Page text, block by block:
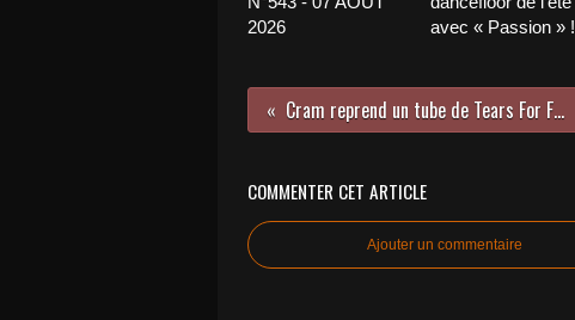
2026
avec « Passion » !
Cram reprend un tube de Tears For Fears !
COMMENTER CET ARTICLE
Ajouter un commentaire